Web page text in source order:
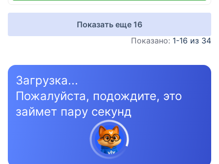
Показать еще 16
Показано: 1-16 из 34
Загрузка...
Пожалуйста, подождите, это
займет пару секунд